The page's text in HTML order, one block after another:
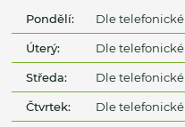
Pondělí: Dle
Úterý: Dle
Středa: Dle
Čtvrtek: Dle